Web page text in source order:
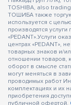
TOSHIBA, also
ТОШИБА также
используется с
производятся
«PEDANT».Услуги
центрах «PEDANT»,
товарных знаков и/
отношении товаров,
оборот в смысле
могут меняться в
проводимых работ
комплектациях и их
приобретения
публичной офертой.